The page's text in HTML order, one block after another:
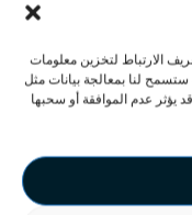
الارتباط لتخزين معلومات
ستسمح لنا بمعالجة بيانات مثل
يؤثر عدم الموافقة أو سحبها